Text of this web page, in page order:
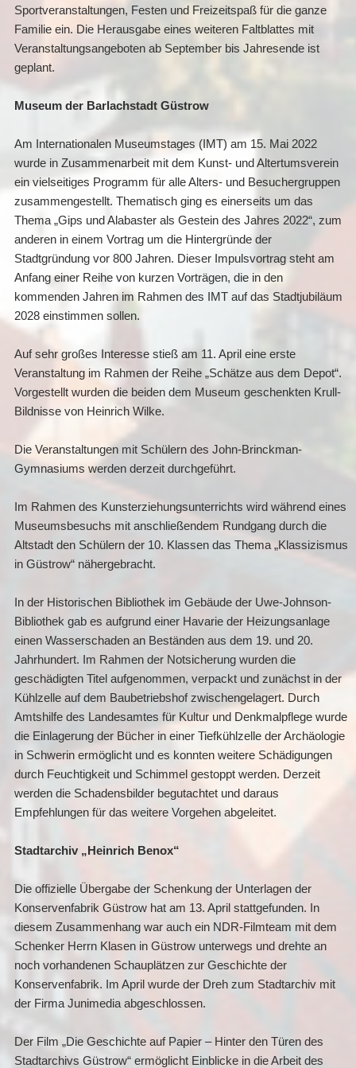
Sportveranstaltungen, Festen und Freizeitspaß für die ganze
Familie ein. Die Herausgabe eines weiteren Faltblattes mit
Veranstaltungsangeboten ab September bis Jahresende ist
geplant.
Museum der Barlachstadt Güstrow
Am Internationalen Museumstages (IMT) am 15. Mai 2022
wurde in Zusammenarbeit mit dem Kunst- und Altertumsverein
ein vielseitiges Programm für alle Alters- und Besuchergruppen
zusammengestellt. Thematisch ging es einerseits um das
Thema „Gips und Alabaster als Gestein des Jahres 2022“, zum
anderen in einem Vortrag um die Hintergründe der
Stadtgründung vor 800 Jahren. Dieser Impulsvortrag steht am
Anfang einer Reihe von kurzen Vorträgen, die in den
kommenden Jahren im Rahmen des IMT auf das Stadtjubiläum
2028 einstimmen sollen.
Auf sehr großes Interesse stieß am 11. April eine erste
Veranstaltung im Rahmen der Reihe „Schätze aus dem Depot“.
Vorgestellt wurden die beiden dem Museum geschenkten Krull-
Bildnisse von Heinrich Wilke.
Die Veranstaltungen mit Schülern des John-Brinckman-
Gymnasiums werden derzeit durchgeführt.
Im Rahmen des Kunsterziehungsunterrichts wird während eines
Museumsbesuchs mit anschließendem Rundgang durch die
Altstadt den Schülern der 10. Klassen das Thema „Klassizismus
in Güstrow“ nähergebracht.
In der Historischen Bibliothek im Gebäude der Uwe-Johnson-
Bibliothek gab es aufgrund einer Havarie der Heizungsanlage
einen Wasserschaden an Beständen aus dem 19. und 20.
Jahrhundert. Im Rahmen der Notsicherung wurden die
geschädigten Titel aufgenommen, verpackt und zunächst in der
Kühlzelle auf dem Baubetriebshof zwischengelagert. Durch
Amtshilfe des Landesamtes für Kultur und Denkmalpflege wurde
die Einlagerung der Bücher in einer Tiefkühlzelle der Archäologie
in Schwerin ermöglicht und es konnten weitere Schädigungen
durch Feuchtigkeit und Schimmel gestoppt werden. Derzeit
werden die Schadensbilder begutachtet und daraus
Empfehlungen für das weitere Vorgehen abgeleitet.
Stadtarchiv „Heinrich Benox“
Die offizielle Übergabe der Schenkung der Unterlagen der
Konservenfabrik Güstrow hat am 13. April stattgefunden. In
diesem Zusammenhang war auch ein NDR-Filmteam mit dem
Schenker Herrn Klasen in Güstrow unterwegs und drehte an
noch vorhandenen Schauplätzen zur Geschichte der
Konservenfabrik. Im April wurde der Dreh zum Stadtarchiv mit
der Firma Junimedia abgeschlossen.
Der Film „Die Geschichte auf Papier – Hinter den Türen des
Stadtarchivs Güstrow“ ermöglicht Einblicke in die Arbeit des